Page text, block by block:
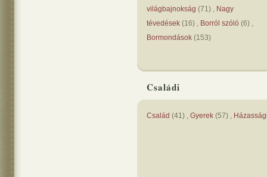
világbajnokság (71) , Nagy
tévedések (16) , Borról szóló (6) ,
Bormondások (153)
Családi
Család (41) , Gyerek (57) ,